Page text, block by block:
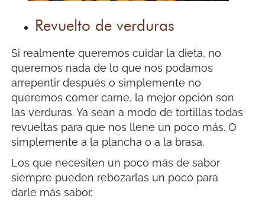
Revuelto de verduras
Si realmente queremos cuidar la dieta, no
queremos nada de lo que nos podamos
arrepentir después o simplemente no
queremos comer carne, la mejor opción son
las verduras. Ya sean a modo de tortillas todas
revueltas para que nos llene un poco más. O
simplemente a la plancha o a la brasa.
Los que necesiten un poco más de sabor
siempre pueden rebozarlas un poco para
darle más sabor.